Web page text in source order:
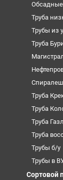
Обсадные
Труба
Трубы из
Труба
Труба
Труба
Труба
Труба
Трубы б/у
Трубы в
Сортовой